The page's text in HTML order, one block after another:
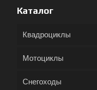
Каталог
Квадроциклы
Мотоциклы
Снегоходы